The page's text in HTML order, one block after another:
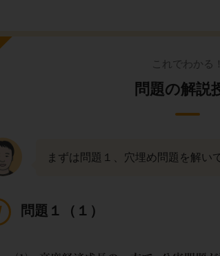
これでわかる！
問題の解説
まずは問題１、穴埋め問題を解い
問題１（１）